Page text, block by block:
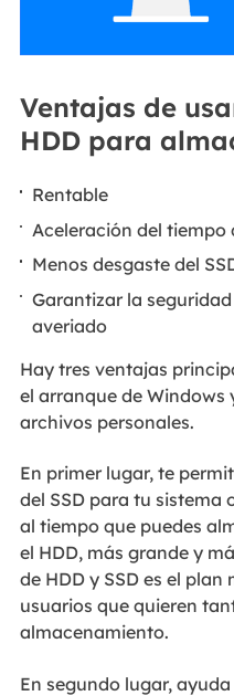
Ventajas de
HDD para
Rentable
Aceleración del tiempo
Menos desgaste del
Garantizar la
averiado
Hay tres ventajas
el arranque de Windows
archivos personales.
En primer lugar, te
del SSD para tu sistema
al tiempo que puedes
el HDD, más grande y
de HDD y SSD es el
usuarios que quieren
almacenamiento.
En segundo lugar,